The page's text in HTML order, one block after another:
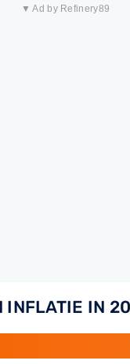
▼ Ad by Refinery89
INFLATIE IN